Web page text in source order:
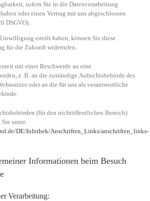
sofern Sie in die Datenverarbeitung
oder einen Vertrag mit uns abgeschlossen
DSGVO).
erteilt haben, können Sie diese
für die Zukunft widerrufen.
mit einer Beschwerde an eine
z. B. an die zuständige Aufsichtsbehörde des
oder an die für uns als verantwortliche
(für den nichtöffentlichen Bereich)
unter:
DE/Infothek/Anschriften_Links/anschriften_links-
Informationen beim Besuch
Verarbeitung: